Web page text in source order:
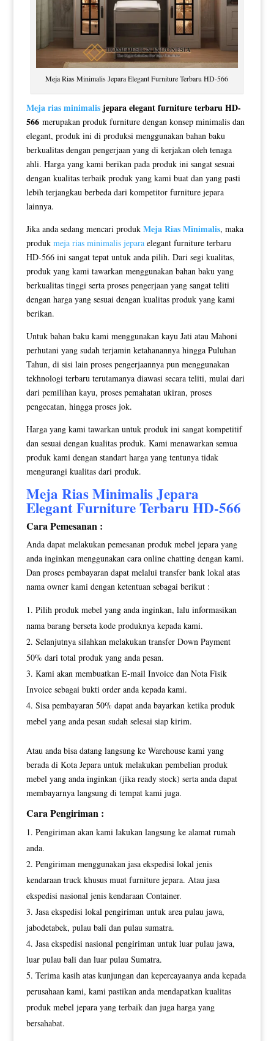
Meja Rias Minimalis Jepara Elegant Furniture Terbaru HD-566
Meja rias minimalisjepara elegant furniture terbaru HD-
566merupakan produk furniture dengan konsep minimalis dan
elegant, produk ini di produksi menggunakan bahan baku
berkualitas dengan pengerjaan yang di kerjakan oleh tenaga
ahli. Harga yang kami berikan pada produk ini sangat sesuai
dengan kualitas terbaik produk yang kami buat dan yang pasti
lebih terjangkau berbeda dari kompetitor furniture jepara
lainnya.
Jika anda sedang mencari produk Meja Rias Minimalis, maka
produk meja rias minimalis jeparaelegant furniture terbaru
HD-566 ini sangat tepat untuk anda pilih. Dari segi kualitas,
produk yang kami tawarkan menggunakan bahan baku yang
berkualitas tinggi serta proses pengerjaan yang sangat teliti
dengan harga yang sesuai dengan kualitas produk yang kami
berikan.
Untuk bahan baku kami menggunakan kayu Jati atau Mahoni
perhutani yang sudah terjamin ketahanannya hingga Puluhan
Tahun, di sisi lain proses pengerjaannya pun menggunakan
tekhnologi terbaru terutamanya diawasi secara teliti, mulai dari
dari pemilihan kayu, proses pemahatan ukiran, proses
pengecatan, hingga proses jok.
Harga yang kami tawarkan untuk produk ini sangat kompetitif
dan sesuai dengan kualitas produk. Kami menawarkan semua
produk kami dengan standart harga yang tentunya tidak
mengurangi kualitas dari produk.
Meja Rias MinimalisJepara
Elegant Furniture Terbaru HD-566
Cara Pemesanan :
Anda dapat melakukan pemesanan produk mebel jepara yang
anda inginkan menggunakan cara online chatting dengan kami.
Dan proses pembayaran dapat melalui transfer bank lokal atas
nama owner kami dengan ketentuan sebagai berikut :
Pilih produk mebel yang anda inginkan, lalu informasikan
nama barang berseta kode produknya kepada kami.
Selanjutnya silahkan melakukan transfer Down Payment
50% dari total produk yang anda pesan.
Kami akan membuatkan E-mail Invoice dan Nota Fisik
Invoice sebagai bukti order anda kepada kami.
Sisa pembayaran 50% dapat anda bayarkan ketika produk
mebel yang anda pesan sudah selesai siap kirim.
Atau anda bisa datang langsung ke Warehouse kami yang
berada di Kota Jepara untuk melakukan pembelian produk
mebel yang anda inginkan (jika ready stock) serta anda dapat
membayarnya langsung di tempat kami juga.
Cara Pengiriman :
Pengiriman akan kami lakukan langsung ke alamat rumah
anda.
Pengiriman menggunakan jasa ekspedisi lokal jenis
kendaraan truck khusus muat furniture jepara. Atau jasa
ekspedisi nasional jenis kendaraan Container.
Jasa ekspedisi lokal pengiriman untuk area pulau jawa,
jabodetabek, pulau bali dan pulau sumatra.
Jasa ekspedisi nasional pengiriman untuk luar pulau jawa,
luar pulau bali dan luar pulau Sumatra.
Terima kasih atas kunjungan dan kepercayaanya anda kepada
perusahaan kami, kami pastikan anda mendapatkan kualitas
produk mebel jepara yang terbaik dan juga harga yang
bersahabat.